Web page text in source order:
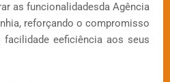
as funcionalidadesda Agência
reforçando o compromisso
facilidade eeficiência aos seus